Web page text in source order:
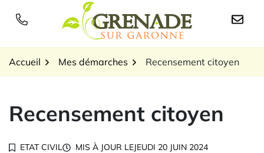
Logo Grenade sur
Accueil Mes démarches Recensement citoyen
Recensement citoyen
ETAT CIVIL MIS À JOUR LEJEUDI 20 JUIN 2024